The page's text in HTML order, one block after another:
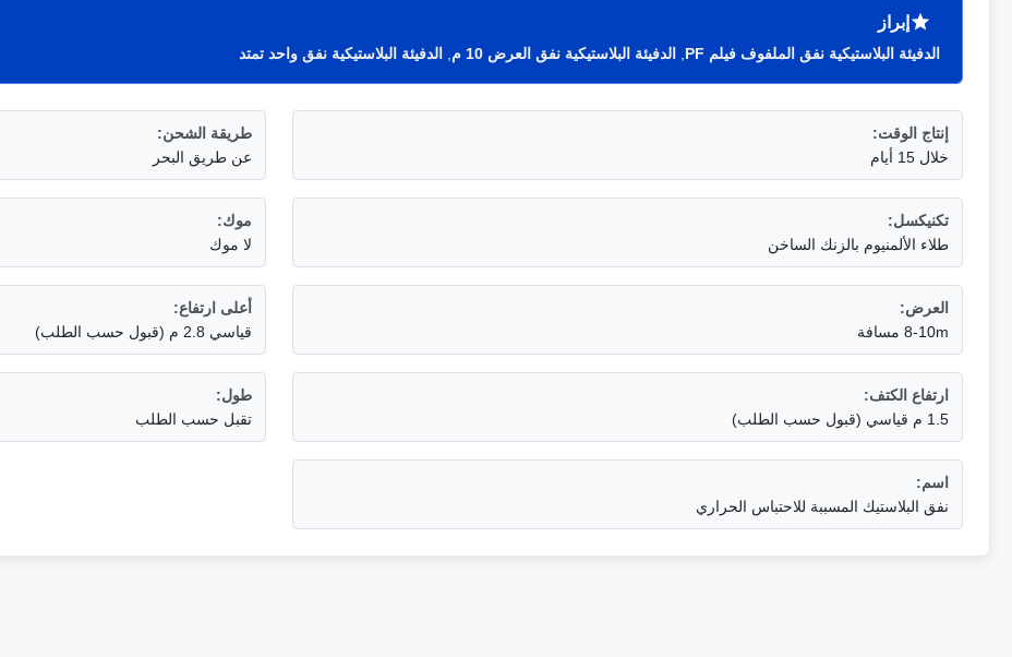
إبراز
الدفيئة البلاستيكية نفق الملفوف فيلم PF الدفيئة البلاستيكية نفق العرض 10 م الدفيئة البلاستيكية نفق واحد تمتد
إنتاج الوقت:
خلال 15 أيام
طريقة الشحن:
عن طريق البحر
تكنيكسل:
طلاء الألمنيوم بالزنك الساخن
موك:
لا موك
العرض:
8-10m مسافة
أعلى ارتفاع:
قياسي 2.8 م (قبول حسب الطلب)
ارتفاع الكتف:
1.5 م قياسي (قبول حسب الطلب)
طول:
تقبل حسب الطلب
اسم:
نفق البلاستيك المسببة للاحتباس الحراري